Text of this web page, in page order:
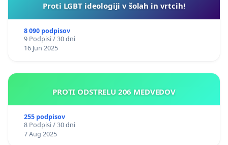
Proti LGBT ideologiji v šolah in vrtcih!
8 090 podpisov
9 Podpisi / 30 dni
16 Jun 2025
PROTI ODSTRELU 206 MEDVEDOV
255 podpisov
8 Podpisi / 30 dni
7 Aug 2025